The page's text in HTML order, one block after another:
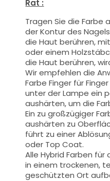
Rat :
Tragen Sie die Farbe
der Kontur des
die Haut berühren,
oder einem
die Haut berühren,
Wir empfehlen die
Farbe Finger für
unter der Lampe ein
aushärten, um die
Ein zu großzügiger
aushärten zu
führt zu einer
oder Top Coat.
Alle Hybrid Farben für
in einem trockenen,
geschützten Ort